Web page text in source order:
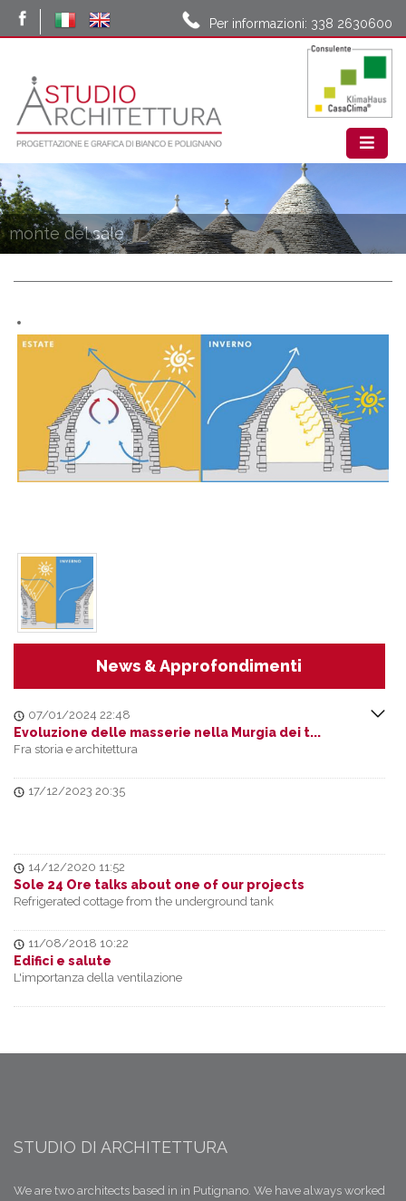
Per informazioni: 338 2630600
monte del sale
News & Approfondimenti
07/01/2024 22:48
Evoluzione delle masserie nella Murgia dei t...
Fra storia e architettura
17/12/2023 20:35
14/12/2020 11:52
Sole 24 Ore talks about one of our projects
Refrigerated cottage from the underground tank
11/08/2018 10:22
Edifici e salute
L'importanza della ventilazione
Linee guida del PPTR Puglia
Progettare la Luce Naturale
STUDIO DI ARCHITETTURA
We are two architects based in in Putignano. We have always worked